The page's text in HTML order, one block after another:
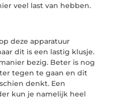
veel last van hebben.
deze apparatuur
dit is een lastig klusje.
bezig. Beter is nog
tegen te gaan en dit
denkt. Een
kun je namelijk heel